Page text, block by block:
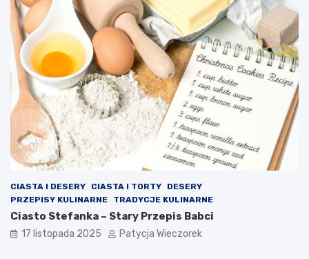
CIASTA I DESERY CIASTA I TORTY
DESERY
PRZEPISY KULINARNE
TRADYCJE KULINARNE
Ciasto Stefanka – Stary Przepis Babci
17 listopada 2025 Patycja Wieczorek